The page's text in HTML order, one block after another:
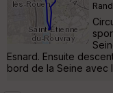
Esnard. Ensuite
bord de la Seine avec